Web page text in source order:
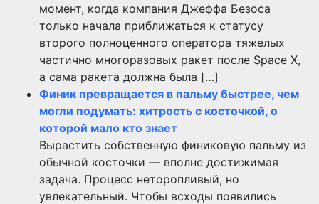
момент, когда компания Джеффа Безоса
только начала приближаться к статусу
второго полноценного оператора тяжелых
частично многоразовых ракет после Space X,
а сама ракета должна была […]
Финик превращается в пальму быстрее, чем
могли подумать: хитрость с косточкой, о
которой мало кто знает
Вырастить собственную финиковую пальму из
обычной косточки — вполне достижимая
задача. Процесс неторопливый, но
увлекательный. Чтобы всходы появились